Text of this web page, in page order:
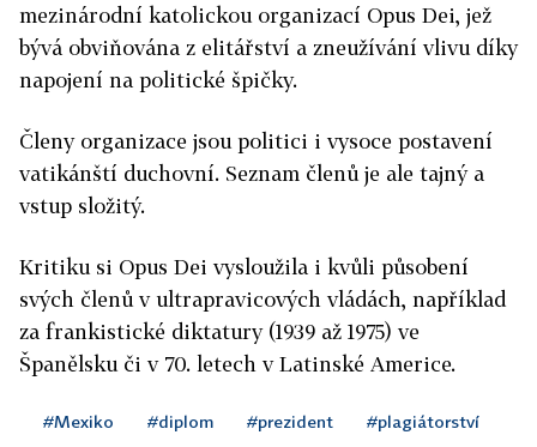
mezinárodní katolickou organizací Opus Dei, jež
bývá obviňována z elitářství a zneužívání vlivu díky
napojení na politické špičky.
Členy organizace jsou politici i vysoce postavení
vatikánští duchovní. Seznam členů je ale tajný a
vstup složitý.
Kritiku si Opus Dei vysloužila i kvůli působení
svých členů v ultrapravicových vládách, například
za frankistické diktatury (1939 až 1975) ve
Španělsku či v 70. letech v Latinské Americe.
#Mexiko #diplom #prezident #plagiátorství